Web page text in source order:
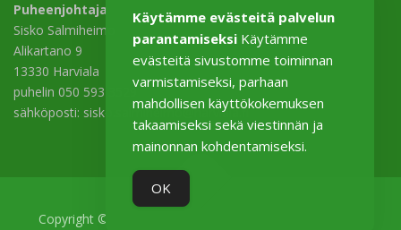
Puheenjohtaja
Sisko Salmiheimo
Alikartano 9
13330 Harviala
puhelin 050 593 3529
sähköposti: sisko.salmiheimo@harviala.fi
Copyright © 2026 Taimistoviljelijät–Plantskoleodlarna ry
Käytämme evästeitä palvelun
parantamiseksi Käytämme
evästeitä sivustomme toiminnan
varmistamiseksi, parhaan
mahdollisen käyttökokemuksen
takaamiseksi sekä viestinnän ja
mainonnan kohdentamiseksi.
OK